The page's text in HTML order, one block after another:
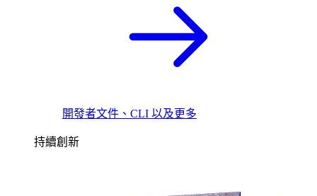
開發者文件、CLI 以及更多
持續創新